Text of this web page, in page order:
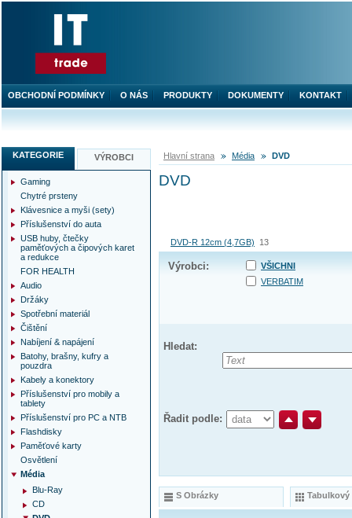
Hlavní strana Média DVD
DVD
DVD-R 12cm (4,7GB) 13
Výrobci:
VŠICHNI
VERBATIM
Hledat:
Řadit podle:
S Obrázky Tabulkový
KATEGORIE VÝROBCI
Gaming
Chytré prsteny
Klávesnice a myši (sety)
Příslušenství do auta
USB huby, čtečky
paměťových a čipových karet
a redukce
FOR HEALTH
Audio
Držáky
Spotřební materiál
Čištění
Nabíjení & napájení
Batohy, brašny, kufry a
pouzdra
Kabely a konektory
Příslušenství pro mobily a
tablety
Příslušenství pro PC a NTB
Flashdisky
Paměťové karty
Osvětlení
Média
Blu-Ray
CD
OBCHODNÍ PODMÍNKY O NÁS PRODUKTY DOKUMENTY KONTAKT